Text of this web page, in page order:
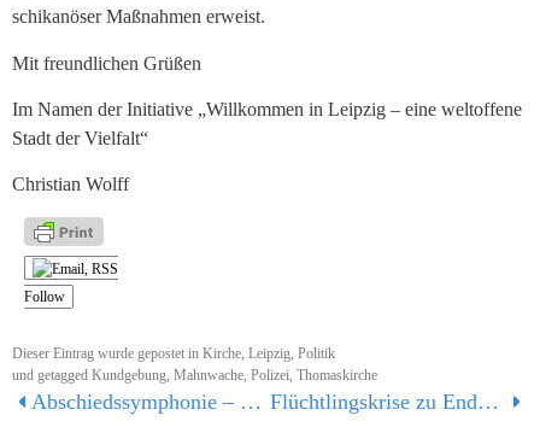
schikanöser Maßnahmen erweist.
Mit freundlichen Grüßen
Im Namen der Initiative „Willkommen in Leipzig – eine weltoffene
Stadt der Vielfalt“
Christian Wolff
Follow
Dieser Eintrag wurde gepostet in Kirche Leipzig Politik
und getagged Kundgebung Mahnwache Polizei Thomaskirche
Abschiedssymphonie – eine kritische Nachlese zum Festakt „800 Jahre Dresdner Kreuzchor“ Flüchtlingskrise zu Ende? – Von wegen!